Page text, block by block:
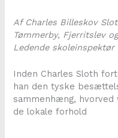
Af Charles Billeskov
Tømmerby, Fjerritslev
Ledende
Inden Charles Sloth
han den tyske
sammenhæng,
de lokale forhold